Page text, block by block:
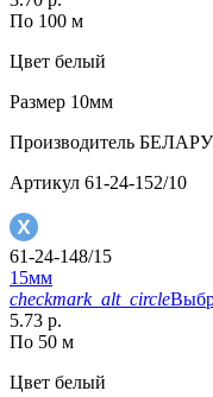
По 100 м
Цвет белый
Размер 10мм
Производитель
Артикул 61-24-152/10
61-24-148/15
15мм
checkmark_alt_circle
5.73 р.
По 50 м
Цвет белый